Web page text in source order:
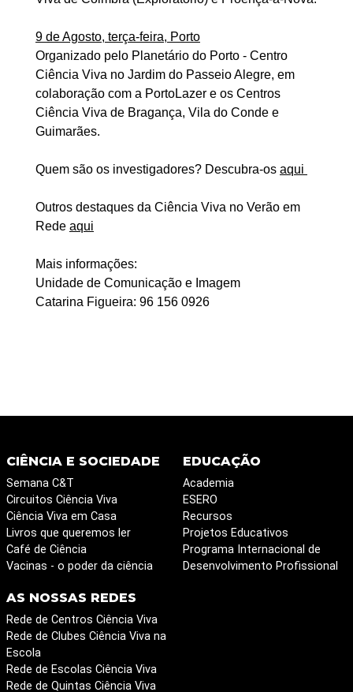
9 de Agosto, terça-feira, Porto
Organizado pelo Planetário do Porto - Centro
Ciência Viva no Jardim do Passeio Alegre, em
colaboração com a PortoLazer e os Centros
Ciência Viva de Bragança, Vila do Conde e
Guimarães.
Quem são os investigadores? Descubra-os aqui
Outros destaques da Ciência Viva no Verão em
Rede aqui
Mais informações:
Unidade de Comunicação e Imagem
Catarina Figueira: 96 156 0926
CIÊNCIA E SOCIEDADE
Semana C&T
Circuitos Ciência Viva
Ciência Viva em Casa
Livros que queremos ler
Café de Ciência
Vacinas - o poder da ciência
EDUCAÇÃO
Academia
ESERO
Recursos
Projetos Educativos
Programa Internacional de
Desenvolvimento Profissional
AS NOSSAS REDES
Rede de Centros Ciência Viva
Rede de Clubes Ciência Viva na
Escola
Rede de Escolas Ciência Viva
Rede de Quintas Ciência Viva